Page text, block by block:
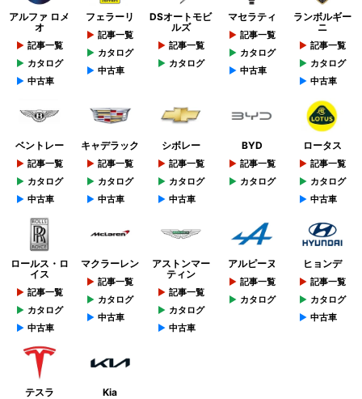
アルファ ロメ
オ
記事一覧
カタログ
中古車
フェラーリ
記事一覧
カタログ
中古車
DSオートモビ
ルズ
記事一覧
カタログ
マセラティ
記事一覧
カタログ
中古車
ランボルギー
ニ
記事一覧
カタログ
中古車
ベントレー
記事一覧
カタログ
中古車
キャデラック
記事一覧
カタログ
中古車
シボレー
記事一覧
カタログ
中古車
BYD
記事一覧
カタログ
ロータス
記事一覧
カタログ
中古車
ロールス・ロ
イス
記事一覧
カタログ
中古車
マクラーレン
記事一覧
カタログ
中古車
アストンマー
ティン
記事一覧
カタログ
中古車
アルピーヌ
記事一覧
カタログ
ヒョンデ
記事一覧
カタログ
中古車
テスラ Kia